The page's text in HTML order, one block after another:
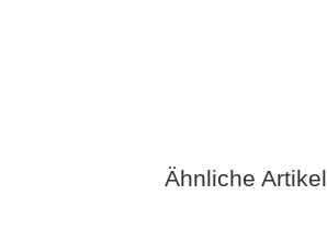
Ähnliche Artikel